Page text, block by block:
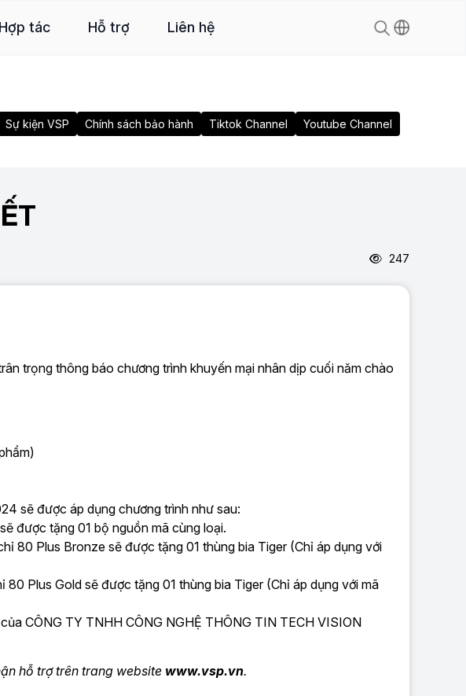
Hợp tác Hỗ trợ Liên hệ
Sự kiện VSP Chính sách bảo hành Tiktok Channel Youtube Channel
247
trọng thông báo chương trình khuyến mại nhân dịp cuối năm chào
sẽ được áp dụng chương trình như sau:
được tặng 01 bộ nguồn mã cùng loại.
80 Plus Bronze sẽ được tặng 01 thùng bia Tiger (Chỉ áp dụng với
Plus Gold sẽ được tặng 01 thùng bia Tiger (Chỉ áp dụng với mã
CÔNG TY TNHH CÔNG NGHỆ THÔNG TIN TECH VISION
hỗ trợ trên trang website www.vsp.vn.